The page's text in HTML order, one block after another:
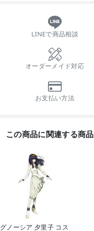
LINEで商品相談
オーダーメイド対応
お支払い方法
この商品に関連する商品
グノーシア 夕里子 コス